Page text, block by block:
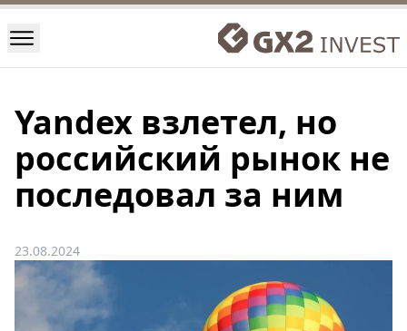
Yandex взлетел, но
российский рынок не
последовал за ним
23.08.2024